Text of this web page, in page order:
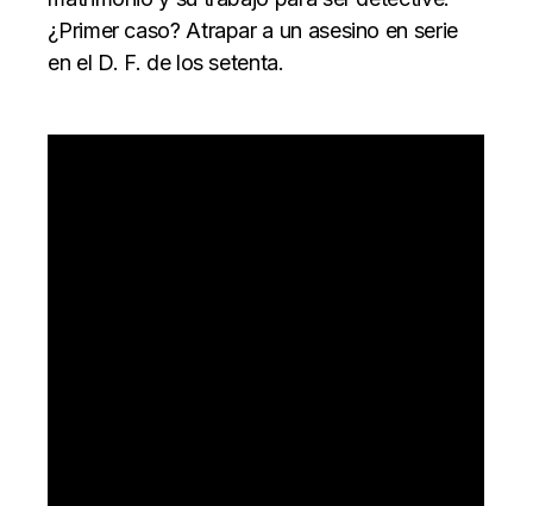
¿Primer caso? Atrapar a un asesino en serie
en el D. F. de los setenta.